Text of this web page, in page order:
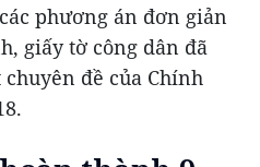
phương án đơn giản
giấy tờ công dân đã
đề của Chính